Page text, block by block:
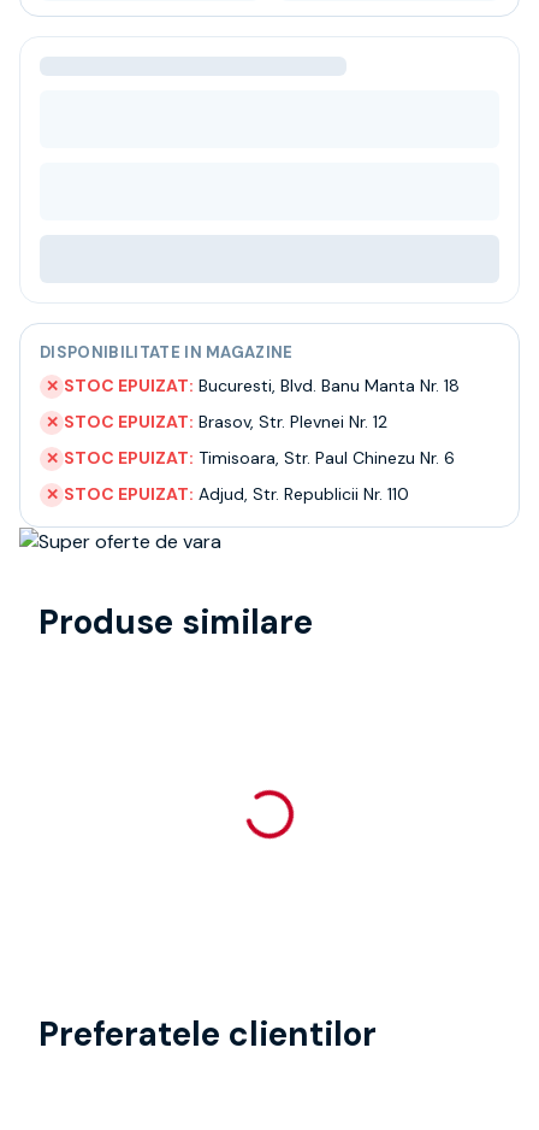
Ceai
Bacanie
Despre noi
Livrare
Termeni si conditii
Politica de confidentialitate
Intrebari frecvente
DISPONIBILITATE IN MAGAZINE
✕ STOC EPUIZAT: Bucuresti, Blvd. Banu Manta Nr. 18
✕ STOC EPUIZAT: Brasov, Str. Plevnei Nr. 12
✕ STOC EPUIZAT: Timisoara, Str. Paul Chinezu Nr. 6
✕ STOC EPUIZAT: Adjud, Str. Republicii Nr. 110
Produse similare
Preferatele clientilor